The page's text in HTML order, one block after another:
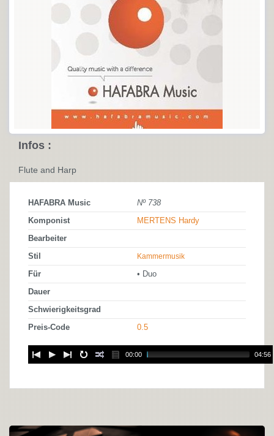
Infos :
Flute and Harp
HAFABRA Music Nº 738
Komponist MERTENS Hardy
Bearbeiter
Stil Kammermusik
Für • Duo
Dauer
Schwierigkeitsgrad
Preis-Code 0.5
00:00 04:56